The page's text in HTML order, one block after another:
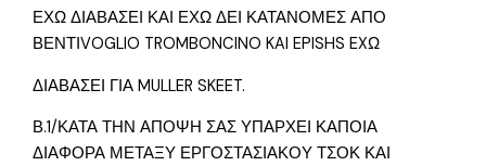
ΕΧΩ ΔΙΑΒΑΣΕΙ ΚΑΙ ΕΧΩ ΔΕΙ ΚΑΤΑΝΟΜΕΣ ΑΠΟ
ΒΕΝΤΙVOGLIO TROMBONCINO KAI EPISHS EXΩ
ΔΙΑΒΑΣΕΙ ΓΙΑ MULLER SKEET.
Β.1/ΚΑΤΑ ΤΗΝ ΑΠΟΨΗ ΣΑΣ ΥΠΑΡΧΕΙ ΚΑΠΟΙΑ
ΔΙΑΦΟΡΑ ΜΕΤΑΞΥ ΕΡΓΟΣΤΑΣΙΑΚΟΥ ΤΣΟΚ ΚΑΙ